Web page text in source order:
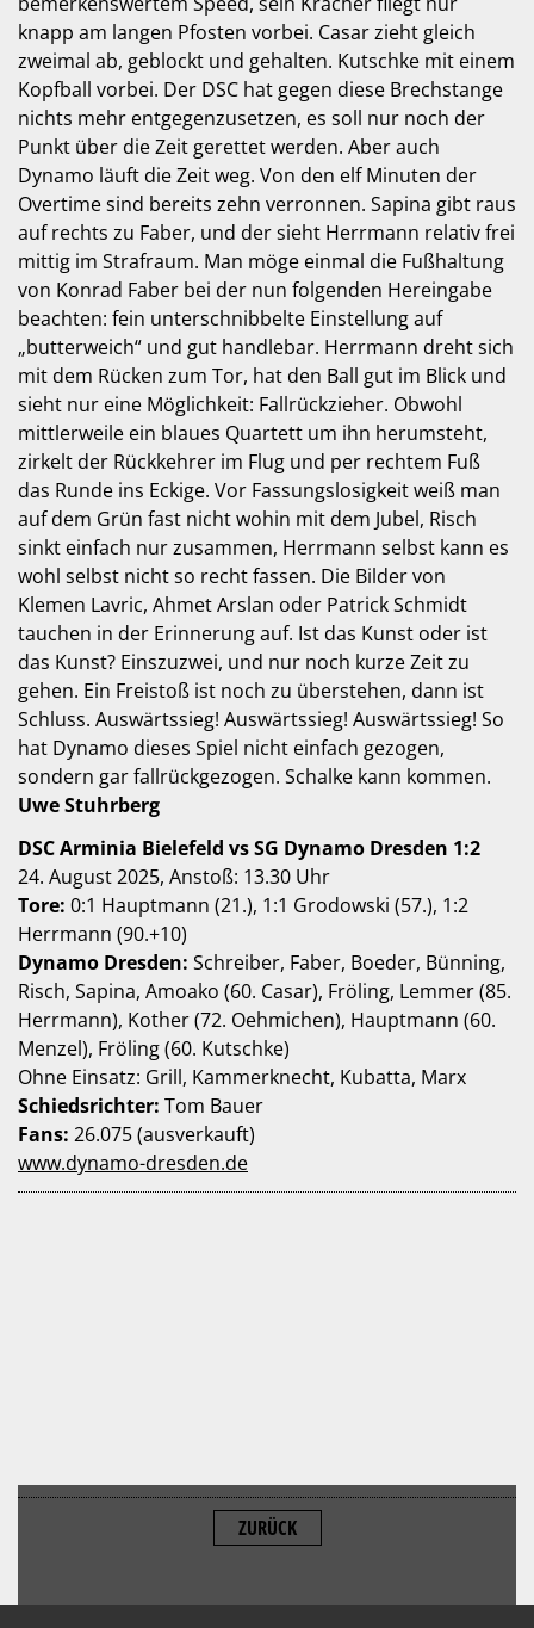
knapp am langen Pfosten vorbei. Casar zieht gleich
zweimal ab, geblockt und gehalten. Kutschke mit einem
Kopfball vorbei. Der DSC hat gegen diese Brechstange
nichts mehr entgegenzusetzen, es soll nur noch der
Punkt über die Zeit gerettet werden. Aber auch
Dynamo läuft die Zeit weg. Von den elf Minuten der
Overtime sind bereits zehn verronnen. Sapina gibt raus
auf rechts zu Faber, und der sieht Herrmann relativ frei
mittig im Strafraum. Man möge einmal die Fußhaltung
von Konrad Faber bei der nun folgenden Hereingabe
beachten: fein unterschnibbelte Einstellung auf
„butterweich“ und gut handlebar. Herrmann dreht sich
mit dem Rücken zum Tor, hat den Ball gut im Blick und
sieht nur eine Möglichkeit: Fallrückzieher. Obwohl
mittlerweile ein blaues Quartett um ihn herumsteht,
zirkelt der Rückkehrer im Flug und per rechtem Fuß
das Runde ins Eckige. Vor Fassungslosigkeit weiß man
auf dem Grün fast nicht wohin mit dem Jubel, Risch
sinkt einfach nur zusammen, Herrmann selbst kann es
wohl selbst nicht so recht fassen. Die Bilder von
Klemen Lavric, Ahmet Arslan oder Patrick Schmidt
tauchen in der Erinnerung auf. Ist das Kunst oder ist
das Kunst? Einszuzwei, und nur noch kurze Zeit zu
gehen. Ein Freistoß ist noch zu überstehen, dann ist
Schluss. Auswärtssieg! Auswärtssieg! Auswärtssieg! So
hat Dynamo dieses Spiel nicht einfach gezogen,
sondern gar fallrückgezogen. Schalke kann kommen.
Uwe Stuhrberg
DSC Arminia Bielefeld vs SG Dynamo Dresden 1:2
24. August 2025, Anstoß: 13.30 Uhr
Tore: 0:1 Hauptmann (21.), 1:1 Grodowski (57.), 1:2
Herrmann (90.+10)
Dynamo Dresden: Schreiber, Faber, Boeder, Bünning,
Risch, Sapina, Amoako (60. Casar), Fröling, Lemmer (85.
Herrmann), Kother (72. Oehmichen), Hauptmann (60.
Menzel), Fröling (60. Kutschke)
Ohne Einsatz: Grill, Kammerknecht, Kubatta, Marx
Schiedsrichter: Tom Bauer
Fans: 26.075 (ausverkauft)
www.dynamo-dresden.de
ZURÜCK